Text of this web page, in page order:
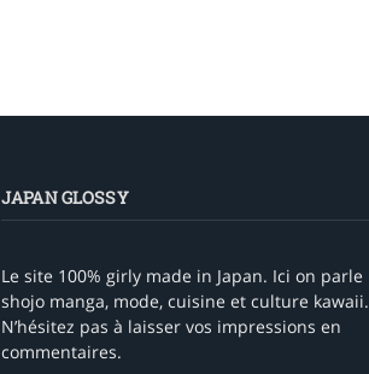
JAPAN GLOSSY
Le site 100% girly made in Japan. Ici on parle
shojo manga, mode, cuisine et culture kawaii.
N’hésitez pas à laisser vos impressions en
commentaires.